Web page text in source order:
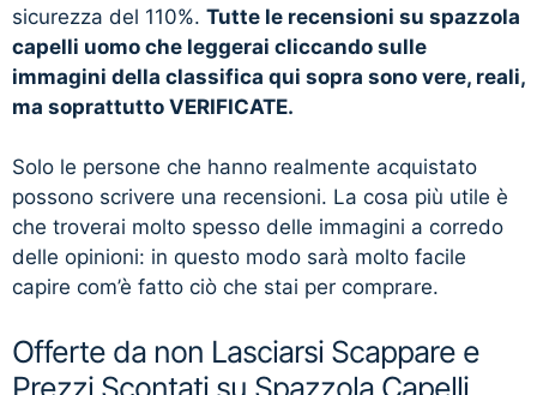
sicurezza del 110%. Tutte le recensioni su spazzola
capelli uomo che leggerai cliccando sulle
immagini della classifica qui sopra sono vere, reali,
ma soprattutto VERIFICATE.
Solo le persone che hanno realmente acquistato
possono scrivere una recensioni. La cosa più utile è
che troverai molto spesso delle immagini a corredo
delle opinioni: in questo modo sarà molto facile
capire com’è fatto ciò che stai per comprare.
Offerte da non Lasciarsi Scappare e
Prezzi Scontati su Spazzola Capelli